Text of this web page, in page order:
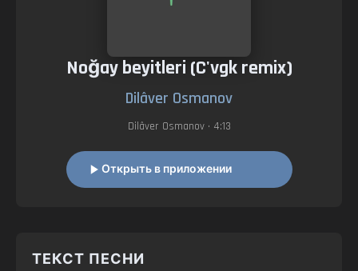
Noğay beyitleri (C'vgk remix)
Dilâver Osmanov
Dilâver Osmanov• 4:13
Открыть в приложении
ТЕКСТ ПЕСНИ